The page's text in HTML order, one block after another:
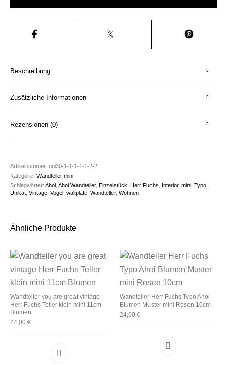
Beschreibung
Zusätzliche Informationen
Rezensionen (0)
Artikelnummer:uni30-1-1-1-1-1-2-2
Kategorie:Wandteller mini
Schlagwörter:Ahoi ,Ahoi Wandteller, Einzelstück Herr Fuchs Interior,mini ,Typo
Unikat ,Vintage ,Vogel ,wallplate ,Wandteller,Wohnen
Ähnliche Produkte
Wandteller you are great vintage
Herr Fuchs Teller klein mini 11cm
Blumen
24,00€
Wandteller Herr Fuchs Typo Ahoi
Blumen Muster mini Rosen 10cm
24,00 €